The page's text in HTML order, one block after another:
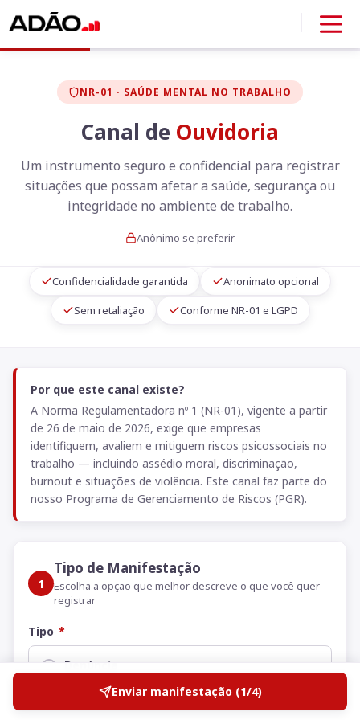
NR-01 · SAÚDE MENTAL NO TRABALHO
Canal de Ouvidoria
Um instrumento seguro e confidencial para registrar
situações que possam afetar a saúde, segurança ou
integridade no ambiente de trabalho.
Anônimo se preferir
Confidencialidade garantida
Anonimato opcional
Sem retaliação
Conforme NR-01 e LGPD
Por que este canal existe?
A Norma Regulamentadora nº 1 (NR-01), vigente a partir
de 26 de maio de 2026, exige que empresas
identifiquem, avaliem e mitiguem riscos psicossociais no
trabalho — incluindo assédio moral, discriminação,
burnout e situações de violência. Este canal faz parte do
nosso Programa de Gerenciamento de Riscos (PGR).
1
Tipo de Manifestação
Escolha a opção que melhor descreve o que você quer
registrar
Tipo *
Denúncia
violação Enviar manifestação (1/4)